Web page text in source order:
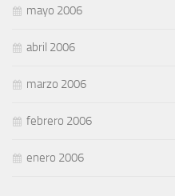
mayo 2006
abril 2006
marzo 2006
febrero 2006
enero 2006